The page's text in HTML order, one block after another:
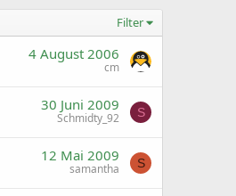
Filter
4 August 2006
cm
30 Juni 2009
Schmidty_92 S
12 Mai 2009
samantha S